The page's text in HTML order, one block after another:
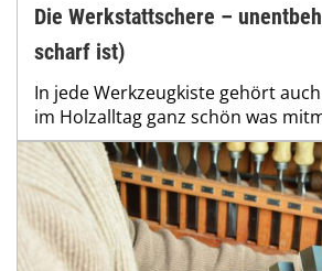
Die Werkstattschere –
scharf ist)
In jede Werkzeugkiste gehört
im Holzalltag ganz schön was